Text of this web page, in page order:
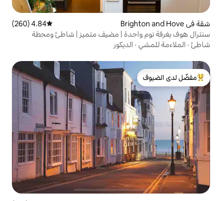
متوسط التقييم 4.84 من 5، 260 مراجعات
4.84 (260)
| مضيف متميز | شاطئ ومحطة
الديكور
الضيوف